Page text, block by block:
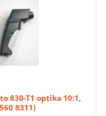
830-T1 optika 10:1,
8311)